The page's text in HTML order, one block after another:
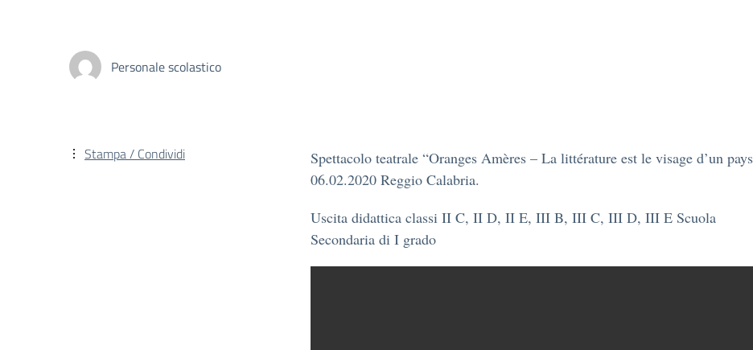
Personale scolastico
Spettacolo teatrale “Oranges Amères – La littérature est le visage d’un
06.02.2020 Reggio Calabria.
Uscita didattica classi II C, II D, II E, III B, III C, III D, III E Scuola
Secondaria di I grado
Stampa / Condividi